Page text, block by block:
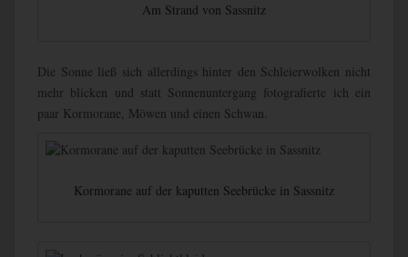
Am Strand von Sassnitz
Die Sonne ließ sich allerdings hinter den Schleierwolken nicht
mehr blicken und statt Sonnenuntergang fotografierte ich ein
paar Kormorane, Möwen und einen Schwan.
Kormorane auf der kaputten Seebrücke in Sassnitz